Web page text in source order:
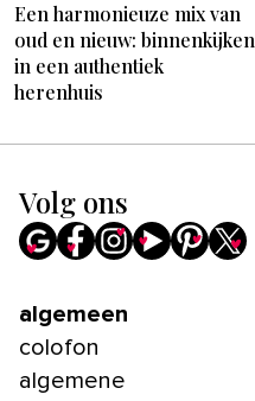
Een harmonieuze mix van
oud en nieuw: binnenkijken
in een authentiek
herenhuis
Volg ons
algemeen
colofon
algemene